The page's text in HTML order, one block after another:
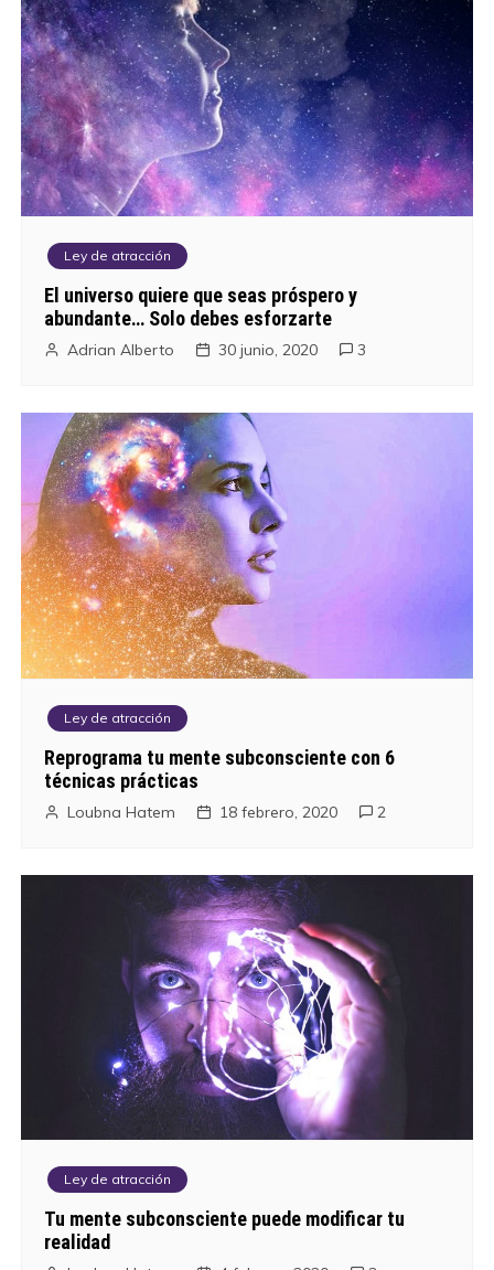
Ley de atracción
El universo quiere que seas próspero y
abundante… Solo debes esforzarte
Adrian Alberto 30 junio, 2020 3
Ley de atracción
Reprograma tu mente subconsciente con 6
técnicas prácticas
Loubna Hatem 18 febrero, 2020 2
Ley de atracción
Tu mente subconsciente puede modificar tu
realidad